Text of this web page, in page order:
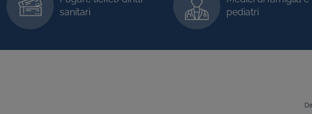
sanitari
pediatri